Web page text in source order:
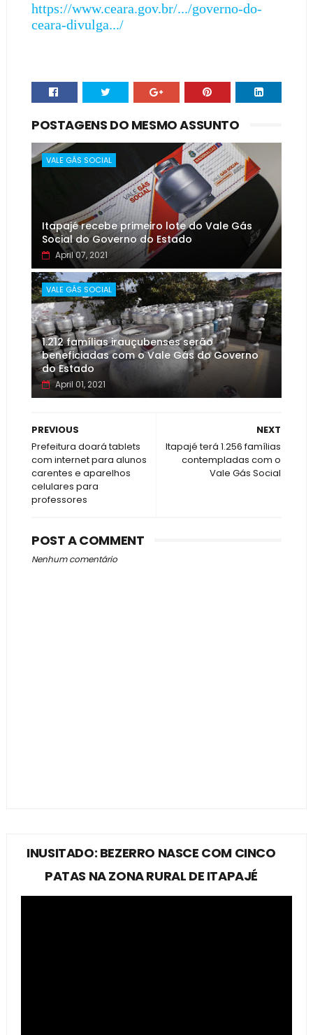
https://www.ceara.gov.br/.../governo-do-
ceara-divulga.../
POSTAGENS DO MESMO ASSUNTO
VALE GÁS SOCIAL
Itapajé recebe primeiro lote do Vale Gás
Social do Governo do Estado
April 07, 2021
VALE GÁS SOCIAL
1.212 famílias irauçubenses serão
beneficiadas com o Vale Gás do Governo
do Estado
April 01, 2021
NEXT
Itapajé terá 1.256 famílias
contempladas com o
Vale Gás Social
PREVIOUS
Prefeitura doará tablets
com internet para alunos
carentes e aparelhos
celulares para
professores
POST A COMMENT
Nenhum comentário
INUSITADO: BEZERRO NASCE COM CINCO
PATAS NA ZONA RURAL DE ITAPAJÉ